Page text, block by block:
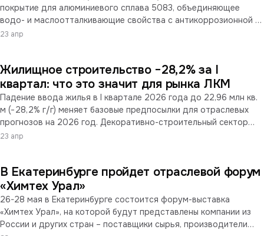
покрытие для алюминиевого сплава 5083, объединяющее
водо- и маслоотталкивающие свойства с антикоррозионной и
противообледенительной защитой. Разбор технологии,
энергетической отраслях.
23 апр
Жилищное строительство −28,2% за I
квартал: что это значит для рынка ЛКМ
Падение ввода жилья в I квартале 2026 года до 22,96 млн кв.
м (−28,2% г/г) меняет базовые предпосылки для отраслевых
прогнозов на 2026 год. Декоративно-строительный сектор
формирует около трёх четвертей совокупного потребления
2028 годах.
23 апр
В Екатеринбурге пройдет отраслевой форум
«Химтех Урал»
26-28 мая в Екатеринбурге состоится форум-выставка
«Химтех Урал», на которой будут представлены компании из
России и других стран – поставщики сырья, производители